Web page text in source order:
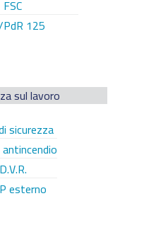
FSC
125
sul lavoro
sicurezza
D.V.R.
esterno